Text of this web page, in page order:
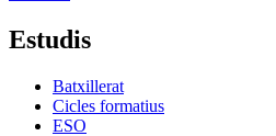
Estudis
Batxillerat
Cicles formatius
ESO